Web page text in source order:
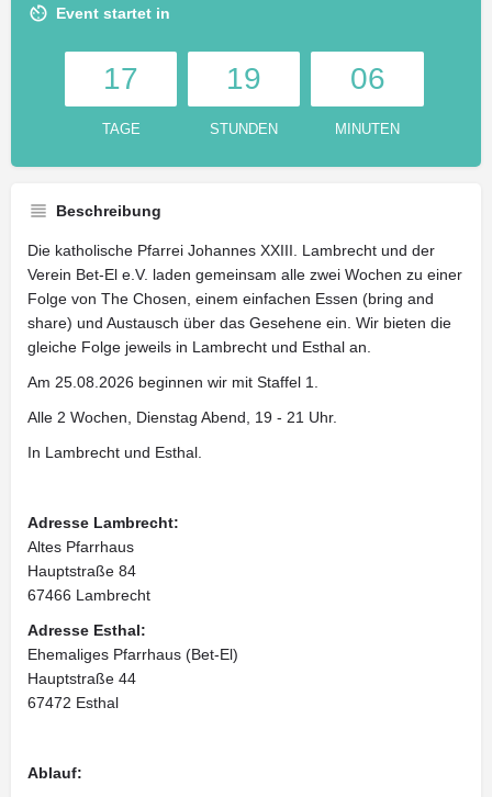
Event startet in
17
TAGE
19
STUNDEN
06
MINUTEN
Beschreibung
Die katholische Pfarrei Johannes XXIII. Lambrecht und der
Verein Bet-El e.V. laden gemeinsam alle zwei Wochen zu einer
Folge von The Chosen, einem einfachen Essen (bring and
share) und Austausch über das Gesehene ein. Wir bieten die
gleiche Folge jeweils in Lambrecht und Esthal an.
Am 25.08.2026 beginnen wir mit Staffel 1.
Alle 2 Wochen, Dienstag Abend, 19 - 21 Uhr.
In Lambrecht und Esthal.
Adresse Lambrecht:
Altes Pfarrhaus
Hauptstraße 84
67466 Lambrecht
Adresse Esthal:
Ehemaliges Pfarrhaus (Bet-El)
Hauptstraße 44
67472 Esthal
Ablauf: